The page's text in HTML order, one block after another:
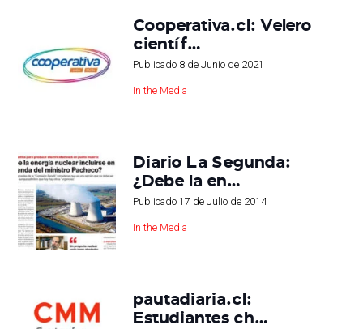
Cooperativa.cl: Velero
científ…
Publicado 8 de Junio de 2021
In the Media
Diario La Segunda:
¿Debe la en…
Publicado 17 de Julio de 2014
In the Media
pautadiaria.cl:
Estudiantes ch…